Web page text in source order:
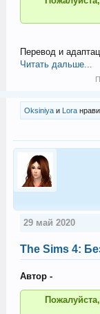
Перевод и
Читать дальше...
Oksiniyaи Lora
29 май 2020
The Sims 4:
Автор -
Пожалуйста,